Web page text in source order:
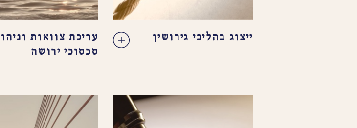
ייצוג בהליכי גירושין
עריכת צוואות
סכסוכי ירושה